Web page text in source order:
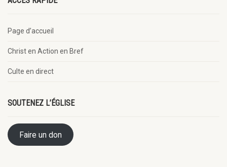
Page d’accueil
Christ en Action en Bref
Culte en direct
SOUTENEZ L’ÉGLISE
Faire un don